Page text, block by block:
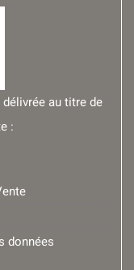
au titre de
:
données